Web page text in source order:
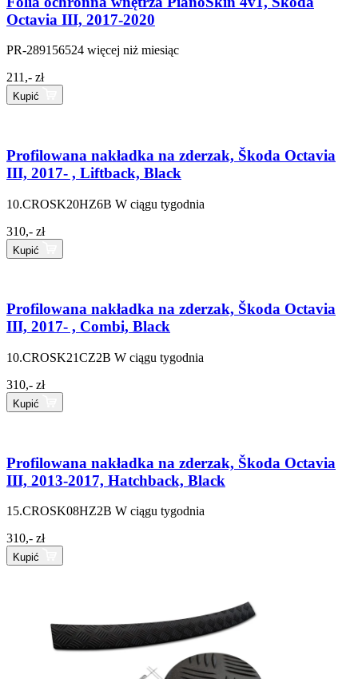
Octavia III, 2017-2020
PR-289156524 więcej niż miesiąc
211,- zł
Kupić
Profilowana nakładka na zderzak, Škoda Octavia
III, 2017- , Liftback, Black
10.CROSK20HZ6B W ciągu tygodnia
310,- zł
Kupić
Profilowana nakładka na zderzak, Škoda Octavia
III, 2017- , Combi, Black
10.CROSK21CZ2B W ciągu tygodnia
310,- zł
Kupić
Profilowana nakładka na zderzak, Škoda Octavia
III, 2013-2017, Hatchback, Black
15.CROSK08HZ2B W ciągu tygodnia
310,- zł
Kupić